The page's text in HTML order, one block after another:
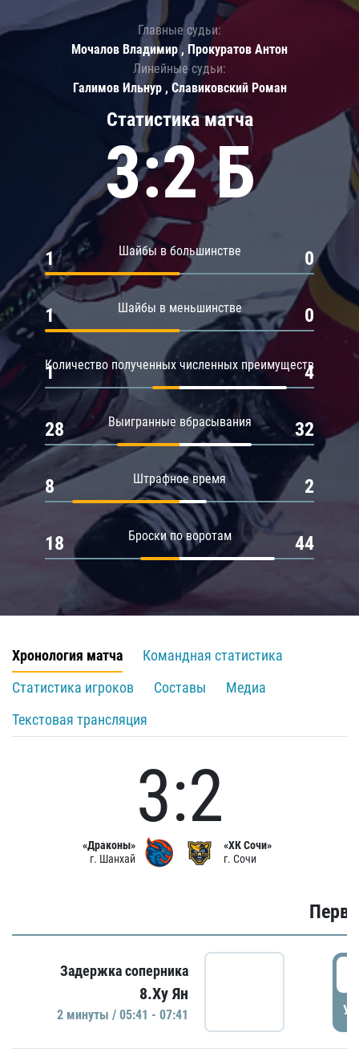
Статистика матча
3:2 Б
Шайбы в большинстве
1 0
Шайбы в меньшинстве
1 0
Количество полученных численных преимуществ
1 4
Выигранные вбрасывания
28 32
Штрафное время
8 2
Броски по воротам
18 44
Главные судьи:
Мочалов Владимир , Прокуратов Антон
Линейные судьи:
Галимов Ильнур , Славиковский Роман
Хронология матча
Командная статистика
Статистика игроков
Составы
Медиа
Текстовая трансляция
«Драконы»
г. Шанхай
3:2
«ХК Сочи»
г. Сочи
Задержка соперника
8.Ху Ян
2 минуты / 05:41 - 07:41